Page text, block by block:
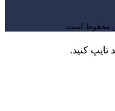
محفوظ است.
تایپ کنید.